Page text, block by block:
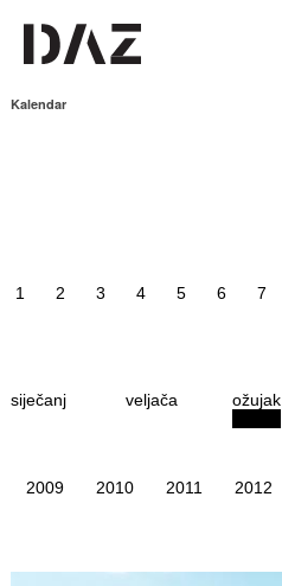
Kalendar
1 2 3 4 5 6 7
siječanj veljača ožujak
2009 2010 2011 2012